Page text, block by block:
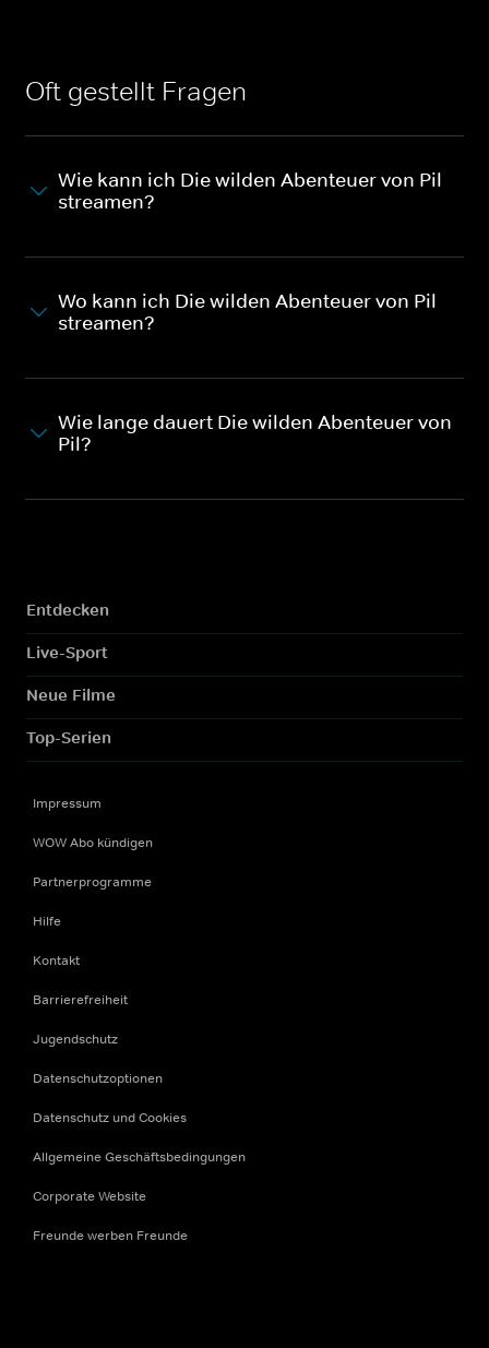
Oft gestellt Fragen
Wie kann ich Die wilden Abenteuer von Pil
streamen?
Wo kann ich Die wilden Abenteuer von Pil
streamen?
Wie lange dauert Die wilden Abenteuer von
Pil?
Entdecken
Live-Sport
Neue Filme
Top-Serien
Impressum
WOW Abo kündigen
Partnerprogramme
Hilfe
Kontakt
Barrierefreiheit
Jugendschutz
Datenschutzoptionen
Datenschutz und Cookies
Allgemeine Geschäftsbedingungen
Corporate Website
Freunde werben Freunde